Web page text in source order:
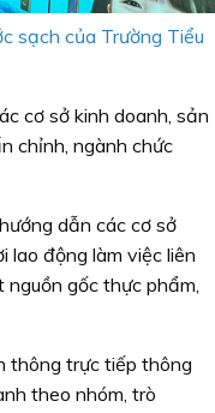
sạch của Trường Tiểu
cơ sở kinh doanh, sản
chỉnh, ngành chức
dẫn các cơ sở
lao động làm việc liên
gốc thực phẩm,
thông trực tiếp thông
theo nhóm, trò